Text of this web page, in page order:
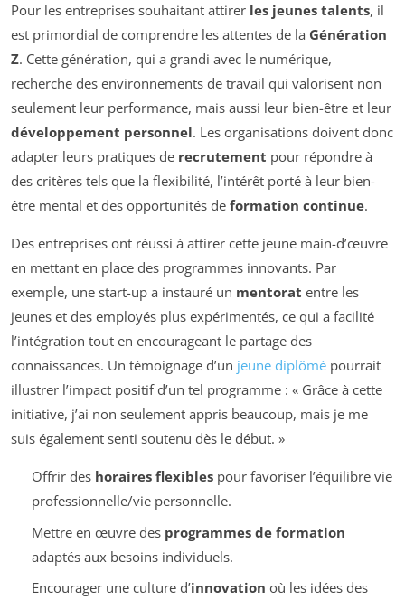
Pour les entreprises souhaitant attirer les jeunes talents, il
est primordial de comprendre les attentes de la Génération
Z. Cette génération, qui a grandi avec le numérique,
recherche des environnements de travail qui valorisent non
seulement leur performance, mais aussi leur bien-être et leur
développement personnel. Les organisations doivent donc
adapter leurs pratiques de recrutement pour répondre à
des critères tels que la flexibilité, l’intérêt porté à leur bien-
être mental et des opportunités de formation continue.
Des entreprises ont réussi à attirer cette jeune main-d’œuvre
en mettant en place des programmes innovants. Par
exemple, une start-up a instauré un mentorat entre les
jeunes et des employés plus expérimentés, ce qui a facilité
l’intégration tout en encourageant le partage des
connaissances. Un témoignage d’un jeune diplômé pourrait
illustrer l’impact positif d’un tel programme : « Grâce à cette
initiative, j’ai non seulement appris beaucoup, mais je me
suis également senti soutenu dès le début. »
Offrir des horaires flexiblespour favoriser l’équilibre vie
professionnelle/vie personnelle.
Mettre en œuvre des programmes de formation
adaptés aux besoins individuels.
Encourager une culture d’innovation où les idées des